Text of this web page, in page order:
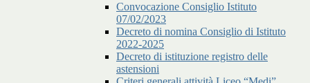
Convocazione Consiglio Istituto
07/02/2023
Decreto di nomina Consiglio di Istituto
2022-2025
Decreto di istituzione registro delle
astensioni